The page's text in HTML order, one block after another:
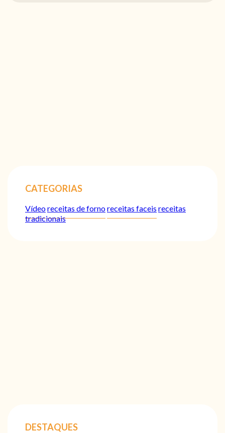
CATEGORIAS
Vídeoreceitas de fornoreceitas faceis receitas
tradicionais
DESTAQUES